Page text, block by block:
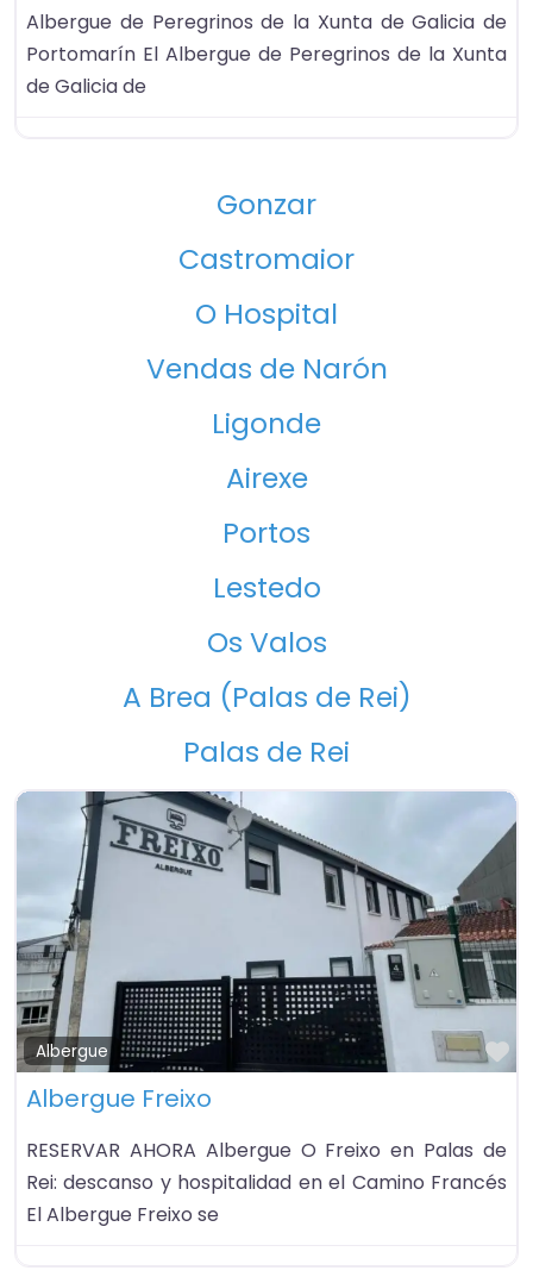
Albergue de Peregrinos de la Xunta de Galicia de
Portomarín El Albergue de Peregrinos de la Xunta
de Galicia de
Gonzar
Castromaior
O Hospital
Vendas de Narón
Ligonde
Airexe
Portos
Lestedo
Os Valos
A Brea (Palas de Rei)
Palas de Rei
Albergue
Albergue Freixo
RESERVAR AHORA Albergue O Freixo en Palas de
Rei: descanso y hospitalidad en el Camino Francés
El Albergue Freixo se